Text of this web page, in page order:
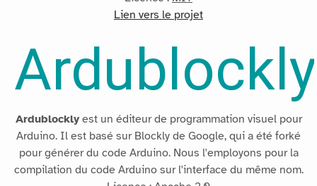
Lien vers le projet
Ardublocklyest un éditeur de programmation visuel pour
Arduino. Il est basé sur Blockly de Google, qui a été forké
pour générer du code Arduino. Nous l'employons pour la
compilation du code Arduino sur l'interface du même nom.